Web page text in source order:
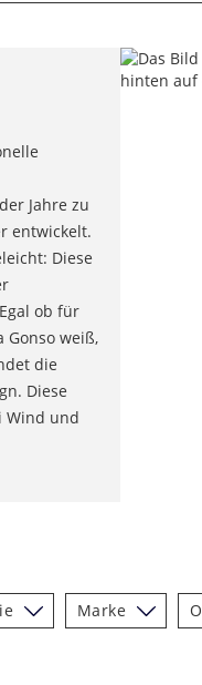
Jahre zu
entwickelt.
Diese
ob für
Gonso weiß,
die
Diese
Wind und
Marke